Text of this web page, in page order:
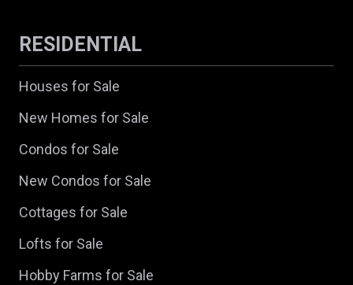
RESIDENTIAL
Houses for Sale
New Homes for Sale
Condos for Sale
New Condos for Sale
Cottages for Sale
Lofts for Sale
Hobby Farms for Sale